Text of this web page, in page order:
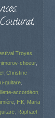
Troyes
choeur,
Christine
guitare
accordéon
HK Maria
Raphaël